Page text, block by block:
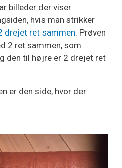
billeder der viser
hvis man strikker
drejet ret sammen. Prøven
2 ret sammen, som
den til højre er 2 drejet ret
er den side, hvor der